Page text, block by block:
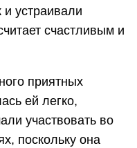
устраивали
счастливым и
приятных
ей легко,
участвовать во
поскольку она